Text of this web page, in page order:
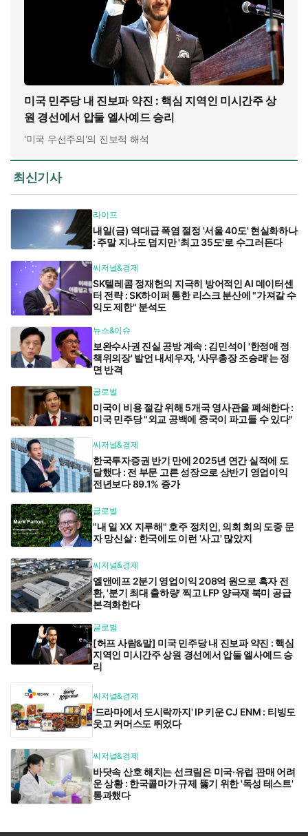
미국 민주당 내 진보파 약진 : 핵심 지역인 미시간주 상
원 경선에서 압둘 엘사예드 승리
'미국 우선주의'의 진보적 해석
최신기사
라이프
내일(금) 역대급 폭염 절정 '서울 40도' 현실화하나
: 주말 지나도 덥지만 '최고 35도'로 수그러든다
씨저널&경제
SK텔레콤 정재헌의 지극히 방어적인 AI 데이터센
터 전략 : SK하이퍼 통한 리스크 분산에 "가져갈 수
익도 제한" 분석도
뉴스&이슈
보완수사권 진실 공방 계속 : 김민석이 '한정애 정
책위의장' 발언 내세우자, '사무총장 조승래'는 정
면 반격
글로벌
미국이 비용 절감 위해 5개국 영사관을 폐쇄한다 :
미국 민주당 "외교 공백에 중국이 파고들 수 있다"
씨저널&경제
한국투자증권 반기 만에 2025년 연간 실적에 도
달했다 : 전 부문 고른 성장으로 상반기 영업이익
전년보다 89.1% 증가
글로벌
"내 일 XX 지루해" 호주 정치인, 의회 회의 도중 문
자 망신살 : 한국에도 이런 '사고' 많았지
씨저널&경제
엘앤에프 2분기 영업이익 208억 원으로 흑자 전
환, '분기 최대 출하량' 찍고 LFP 양극재 북미 공급
본격화한다
글로벌
[허프 사람&말] 미국 민주당 내 진보파 약진 : 핵심
지역인 미시간주 상원 경선에서 압둘 엘사예드 승
리
씨저널&경제
'드라마에서 도시락까지' IP 키운 CJ ENM : 티빙도
웃고 커머스도 뛰었다
씨저널&경제
바닷속 산호 해치는 선크림은 미국·유럽 판매 어려
운 상황 : 한국콜마가 규제 뚫기 위한 '독성 테스트'
통과했다